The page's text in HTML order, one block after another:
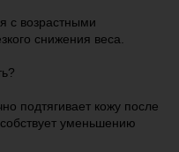
с возрастными
снижения веса.
подтягивает кожу после
уменьшению